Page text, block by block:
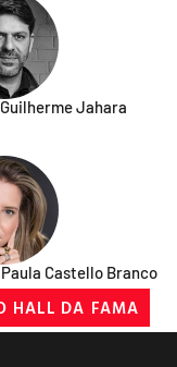
Guilherme Jahara
Paula Castello Branco
HALL DA FAMA